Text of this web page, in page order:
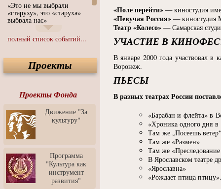
«Это не мы выбрали
«старуху», это «старуха»
выбрала нас»
Иммерсивный спектакль
"Язык чистого полета
Спектакль "Крик" в Музее
Современного Искусства
современного искусства от
Медиа-школа "ФОКУС"
Моноспектакль
"Вертинский. Исповедь
Барона"
"Притяжение" в центре
ЛЕКСУС - ЯРОСЛАВЛЬ
Презентация выставки
Зураба Церетели
полный список событий...
Проекты
Проекты Фонда
Движение "За
культуру"
Программа
"Культура как
инструмент
развития"
«Поле перейти» — киностудия
«Певучая Россия» — киностудия
Театр «Колесо» — Самарская
УЧАСТИЕ В
В январе 2000 года участвовал в
Воронеж.
ПЬЕСЫ
В разных театрах России
«Барабан и флейта» в
«Хроника одного дня
Там же „Посеешь ветер“
Там же «Размен»
Там же
В Ярославском театре
«Ярославна»
«Рождает птица птицу».